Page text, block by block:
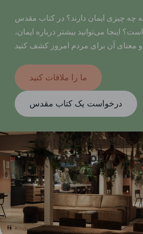
چه چیزی ایمان دارند؟ در کتاب مقدس
اینجا می‌توانید بیشتر درباره ایمان،
ما را ملاقات کنید
درخواست یک کتاب مقدس